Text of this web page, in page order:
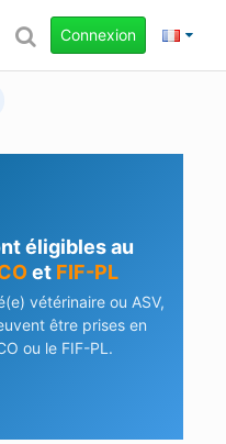
Connexion
éligibles au
et FIF-PL
vétérinaire ou ASV,
être prises en
ou le FIF-PL.